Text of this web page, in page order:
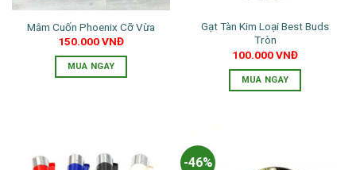
Mâm Cuốn Phoenix Cỡ Vừa
150.000VNĐ
MUA NGAY
Gạt Tàn Kim Loại Best Buds
Tròn
100.000VNĐ
MUA NGAY
nhiều
-46%